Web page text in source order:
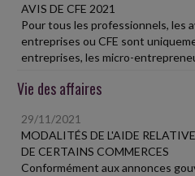
AVIS DE CFE 2021
Pour tous les professionnels, les
entreprises ou CFE sont
entreprises, les micro-
Vie des affaires
29/11/2021
MODALITÉS DE L'AIDE
DE CERTAINS COMMERCES
Conformément aux annonces